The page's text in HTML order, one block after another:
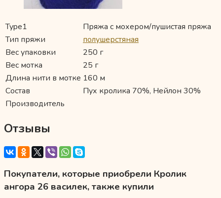
Type1
Пряжа с мохером/пушистая пряжа
Тип пряжи
полушерстяная
Вес упаковки
250 г
Вес мотка
25 г
Длина нити в мотке 160 м
Состав
Пух кролика 70%, Нейлон 30%
Производитель
Отзывы
Покупатели, которые приобрели Кролик
ангора 26 василек, также купили